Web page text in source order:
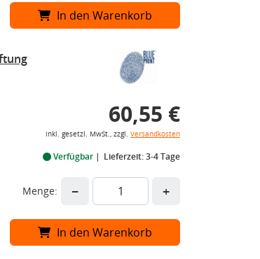
In den Warenkorb
60,55 €
inkl. gesetzl. MwSt., zzgl. Versandkosten
Verfügbar Lieferzeit: 3-4 Tage
Menge: − +
In den Warenkorb